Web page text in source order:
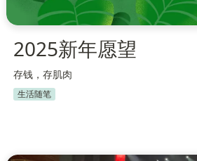
2025新年愿望
存钱，存肌肉
生活随笔